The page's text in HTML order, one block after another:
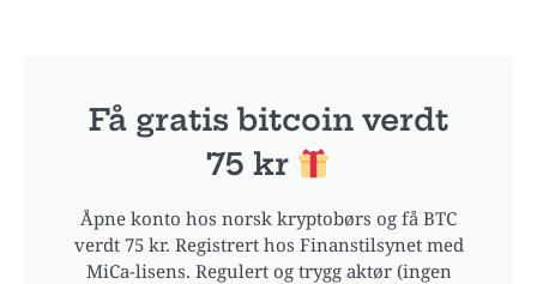
Få gratis bitcoin verdt
75 kr
Åpne konto hos norsk kryptobørs og få BTC
verdt 75 kr. Registrert hos Finanstilsynet med
MiCa-lisens. Regulert og trygg aktør (ingen